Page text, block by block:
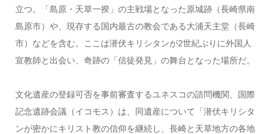
立つ。「島原・天草一揆」の主戦場となった原城跡（長崎県南
島原市）や、現存する国内最古の教会である大浦天主堂（長崎
市）などを含む。ここは潜伏キリシタンが2世紀ぶりに外国人
宣教師と出会い、奇跡の「信徒発見」の舞台となった場所だ。
文化遺産の登録可否を事前審査するユネスコの諮問機関、国際
記念遺跡会議（イコモス）は、同遺産について「潜伏キリシタ
ンが密かにキリスト教の信仰を継続し、長崎と天草地方の各地